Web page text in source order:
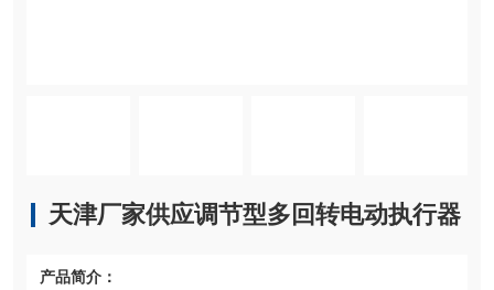
天津厂家供应调节型多回转电动执行器
产品简介：